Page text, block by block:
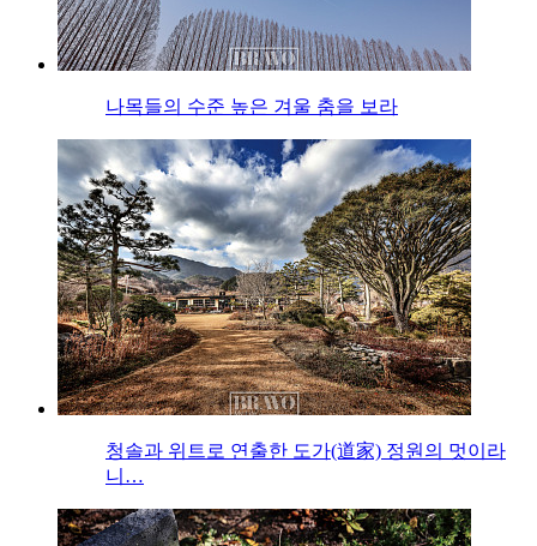
나목들의 수준 높은 겨울 춤을 보라
청솔과 위트로 연출한 도가(道家) 정원의 멋이라
니…